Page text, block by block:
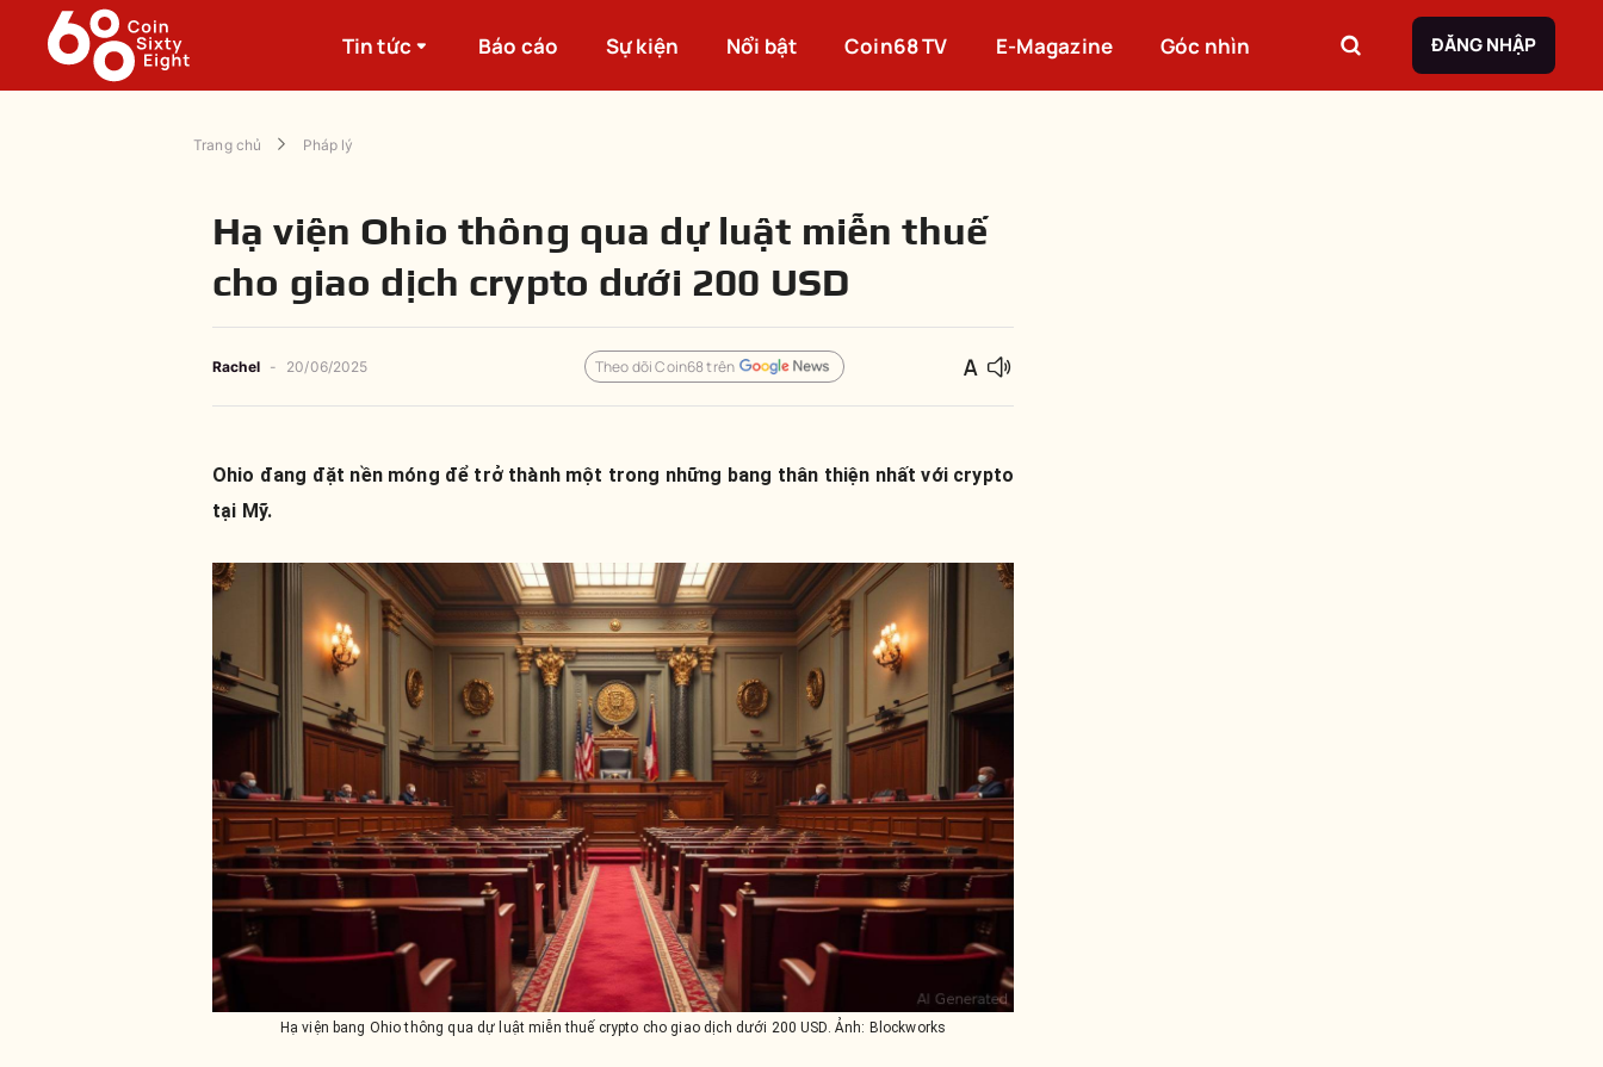
Tin tức Báo cáo Sự kiện Nổi bật Coin68 TV E-Magazine Góc nhìn ĐĂNG NHẬP
Trang chủ Pháp lý
Hạ viện Ohio thông qua dự luật miễn thuế
cho giao dịch crypto dưới 200 USD
Rachel - 20/06/2025 Theo dõi Coin68 trên
Ohio đang đặt nền móng để trở thành một trong những bang thân thiện nhất với crypto
tại Mỹ.
Hạ viện bang Ohio thông qua dự luật miễn thuế crypto cho giao dịch dưới 200 USD. Ảnh: Blockworks